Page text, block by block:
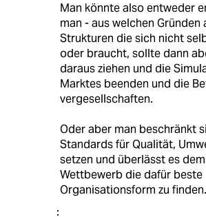
Man könnte also entweder
man - aus welchen Gründen
Strukturen die sich nicht
oder braucht, sollte dann
daraus ziehen und die
Marktes beenden und die
vergesellschaften.
Oder aber man beschränkt
Standards für Qualität,
setzen und überlässt es
Wettbewerb die dafür beste
Organisationsform zu finden.